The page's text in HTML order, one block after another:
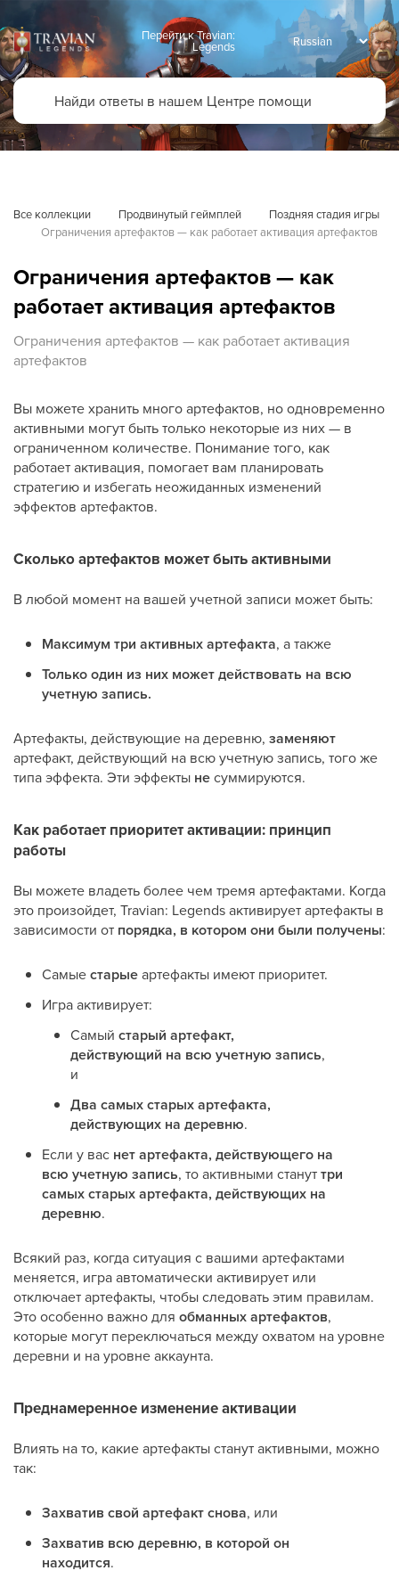
Перейти к Travian:
Legends
Все коллекции Продвинутый геймплей
Поздняя стадия игры
Ограничения артефактов — как работает активация артефактов
Ограничения артефактов — как
работает активация артефактов
Ограничения артефактов — как работает активация
артефактов
Вы можете хранить много артефактов, но одновременно
активными могут быть только некоторые из них — в
ограниченном количестве. Понимание того, как
работает активация, помогает вам планировать
стратегию и избегать неожиданных изменений
эффектов артефактов.
Сколько артефактов может быть активными
В любой момент на вашей учетной записи может быть:
Максимум три активных артефакта, а также
Только один из них может действовать на всю
учетную запись.
Артефакты, действующие на деревню, заменяют
артефакт, действующий на всю учетную запись, того же
типа эффекта. Эти эффекты несуммируются.
Как работает приоритет активации: принцип
работы
Вы можете владеть более чем тремя артефактами. Когда
это произойдет, Travian: Legends активирует артефакты в
зависимости от порядка, в котором они были получены:
Самыестарыеартефакты имеют приоритет.
Игра активирует:
Самый старый артефакт,
действующий на всю учетную запись,
и
Два самых старых артефакта,
действующих на деревню.
Если у вас нет артефакта, действующего на
всю учетную запись, то активными стануттри
самых старых артефакта, действующих на
деревню.
Всякий раз, когда ситуация с вашими артефактами
меняется, игра автоматически активирует или
отключает артефакты, чтобы следовать этим правилам.
Это особенно важно для обманных артефактов,
которые могут переключаться между охватом на уровне
деревни и на уровне аккаунта.
Преднамеренное изменение активации
Влиять на то, какие артефакты станут активными, можно
так:
Захватив свой артефакт снова, или
Захватив всю деревню, в которой он
находится.